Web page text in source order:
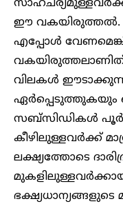
ഈ വകയിരുത്തൽ.
എപ്പോൾ
വകയിരുത്തലാണിത്.
വിലകൾ ഈടാക്കുന്ന
ഏർപ്പെടുത്തുകയും
സബ്സിഡികൾ
കീഴിലുള്ളവർക്ക്
ലക്ഷ്യത്തോടെ